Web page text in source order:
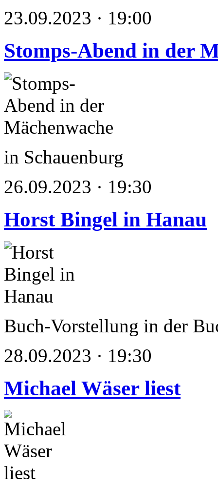
23.09.2023 · 19:00
Stomps-Abend in der
in Schauenburg
26.09.2023 · 19:30
Horst Bingel in Hanau
Buch-Vorstellung in der
28.09.2023 · 19:30
Michael Wäser liest